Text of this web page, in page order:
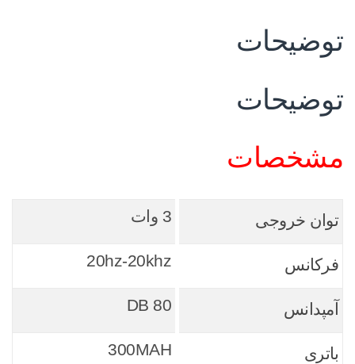
توضیحات
توضیحات
مشخصات
توان خروجی 3 وات
فرکانس 20hz-20khz
آمپدانس 80 DB
باتری 300MAH